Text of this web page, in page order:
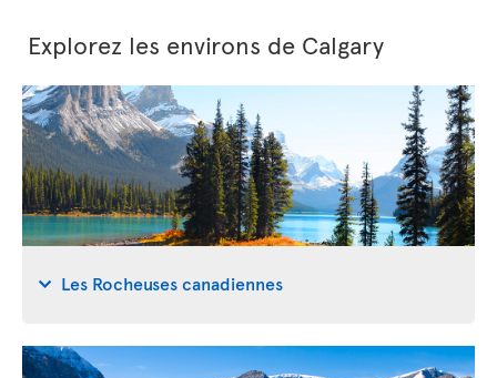
Explorez les environs de Calgary
Les Rocheuses canadiennes